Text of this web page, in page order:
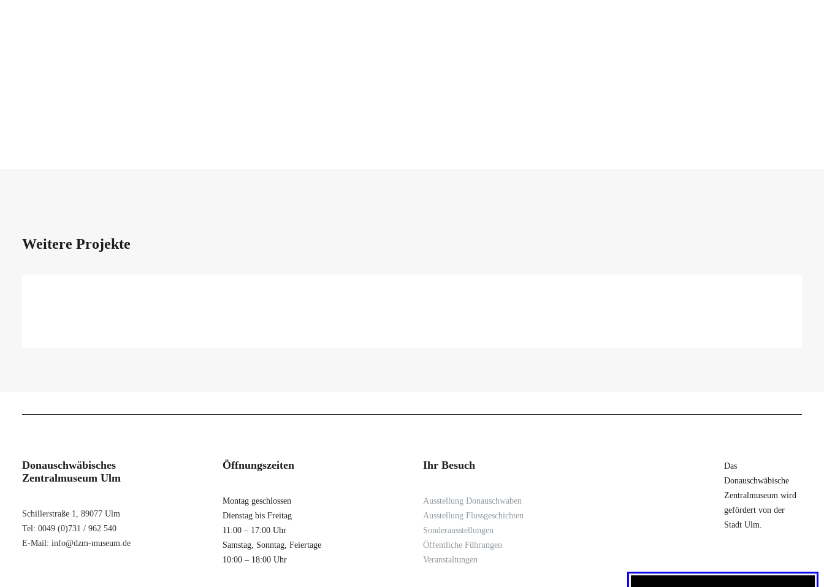
Weitere Projekte
Donauschwäbisches
Zentralmuseum Ulm
Schillerstraße 1, 89077 Ulm
Tel: 0049 (0)731 / 962 540
E-Mail: info@dzm-museum.de
Öffnungszeiten
Montag geschlossen
Dienstag bis Freitag
11:00 – 17:00 Uhr
Samstag, Sonntag, Feiertage
10:00 – 18:00 Uhr
Ihr Besuch
Ausstellung Donauschwaben
Ausstellung Flussgeschichten
Sonderausstellungen
Öffentliche Führungen
Veranstaltungen
Das
Donauschwäbische
Zentralmuseum wird
gefördert von der
Stadt Ulm.